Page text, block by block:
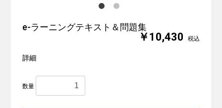
e-ラーニングテキスト＆問題集
￥10,430 税込
詳細
数量